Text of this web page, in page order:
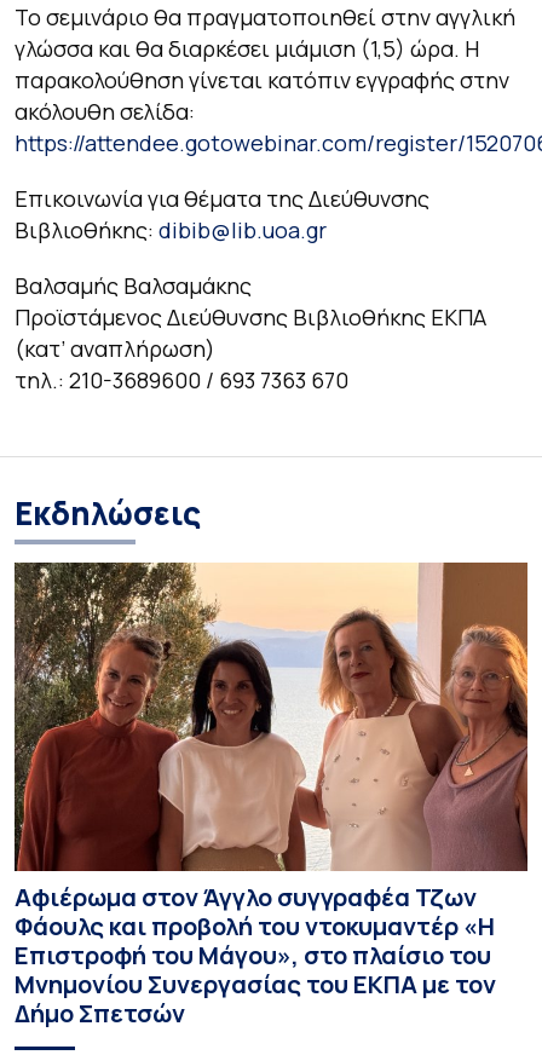
Το σεμινάριο θα πραγματοποιηθεί στην αγγλική
γλώσσα και θα διαρκέσει μιάμιση (1,5) ώρα. Η
παρακολούθηση γίνεται κατόπιν εγγραφής στην
ακόλουθη σελίδα:
https://attendee.gotowebinar.com/register/
Επικοινωνία για θέματα της Διεύθυνσης
Βιβλιοθήκης: dibib@lib.uoa.gr
Βαλσαμής Βαλσαμάκης
Προϊστάμενος Διεύθυνσης Βιβλιοθήκης ΕΚΠΑ
(κατ’ αναπλήρωση)
τηλ.: 210-3689600 / 693 7363 670
Εκδηλώσεις
Αφιέρωμα στον Άγγλο συγγραφέα Τζων
Φάουλς και προβολή του ντοκυμαντέρ «Η
Επιστροφή του Μάγου», στο πλαίσιο του
Μνημονίου Συνεργασίας του ΕΚΠΑ με τον
Δήμο Σπετσών